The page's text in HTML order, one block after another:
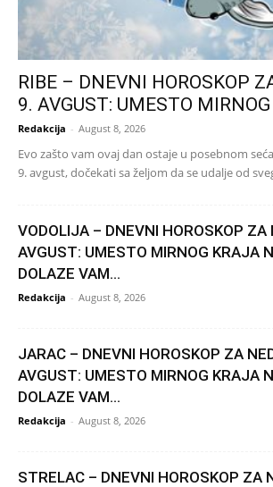
RIBE – DNEVNI HOROSKOP
9. AVGUST: UMESTO
Redakcija - August 8, 2026
Evo zašto vam ovaj dan ostaje u posebnom
9. avgust, dočekati sa željom da se udalje od
VODOLIJA – DNEVNI HOROSKOP ZA
AVGUST: UMESTO MIRNOG KRAJA
DOLAZE VAM...
Redakcija - August 8, 2026
JARAC – DNEVNI HOROSKOP ZA
AVGUST: UMESTO MIRNOG KRAJA
DOLAZE VAM...
Redakcija - August 8, 2026
STRELAC – DNEVNI HOROSKOP ZA